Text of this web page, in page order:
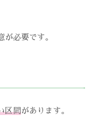
必要です。
区間があります。